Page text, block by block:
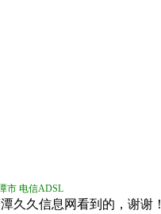
市 电信ADSL
久久信息网看到的，谢谢！